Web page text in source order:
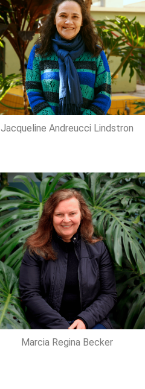
Jacqueline Andreucci Lindstron
Marcia Regina Becker